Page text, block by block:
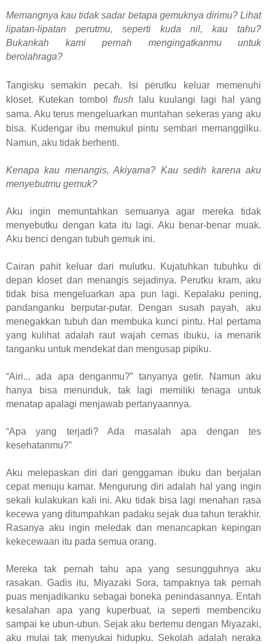
Memangnya kau tidak sadar betapa gemuknya dirimu? Lihat
lipatan-lipatan perutmu, seperti kuda nil, kau tahu?
Bukankah kami pernah mengingatkanmu untuk
berolahraga?
Tangisku semakin pecah. Isi perutku keluar memenuhi
kloset. Kutekan tombol flush lalu kuulangi lagi hal yang
sama. Aku terus mengeluarkan muntahan sekeras yang aku
bisa. Kudengar ibu memukul pintu sembari memanggilku.
Namun, aku tidak berhenti.
Kenapa kau menangis, Akiyama? Kau sedih karena aku
menyebutmu gemuk?
Aku ingin memuntahkan semuanya agar mereka tidak
menyebutku dengan kata itu lagi. Aku benar-benar muak.
Aku benci dengan tubuh gemuk ini.
Cairan pahit keluar dari mulutku. Kujatuhkan tubuhku di
depan kloset dan menangis sejadinya. Perutku kram, aku
tidak bisa mengeluarkan apa pun lagi. Kepalaku pening,
pandanganku berputar-putar. Dengan susah payah, aku
menegakkan tubuh dan membuka kunci pintu. Hal pertama
yang kulihat adalah raut wajah cemas ibuku, ia menarik
tanganku untuk mendekat dan mengusap pipiku.
“Airi... ada apa denganmu?” tanyanya getir. Namun aku
hanya bisa menunduk, tak lagi memiliki tenaga untuk
menatap apalagi menjawab pertanyaannya.
“Apa yang terjadi? Ada masalah apa dengan tes
kesehatanmu?”
Aku melepaskan diri dari genggaman ibuku dan berjalan
cepat menuju kamar. Mengurung diri adalah hal yang ingin
sekali kulakukan kali ini. Aku tidak bisa lagi menahan rasa
kecewa yang ditumpahkan padaku sejak dua tahun terakhir.
Rasanya aku ingin meledak dan menancapkan kepingan
kekecewaan itu pada semua orang.
Mereka tak pernah tahu apa yang sesungguhnya aku
rasakan. Gadis itu, Miyazaki Sora, tampaknya tak pernah
puas menjadikanku sebagai boneka penindasannya. Entah
kesalahan apa yang kuperbuat, ia seperti membenciku
sampai ke ubun-ubun. Sejak aku bertemu dengan Miyazaki,
aku mulai tak menyukai hidupku. Sekolah adalah neraka